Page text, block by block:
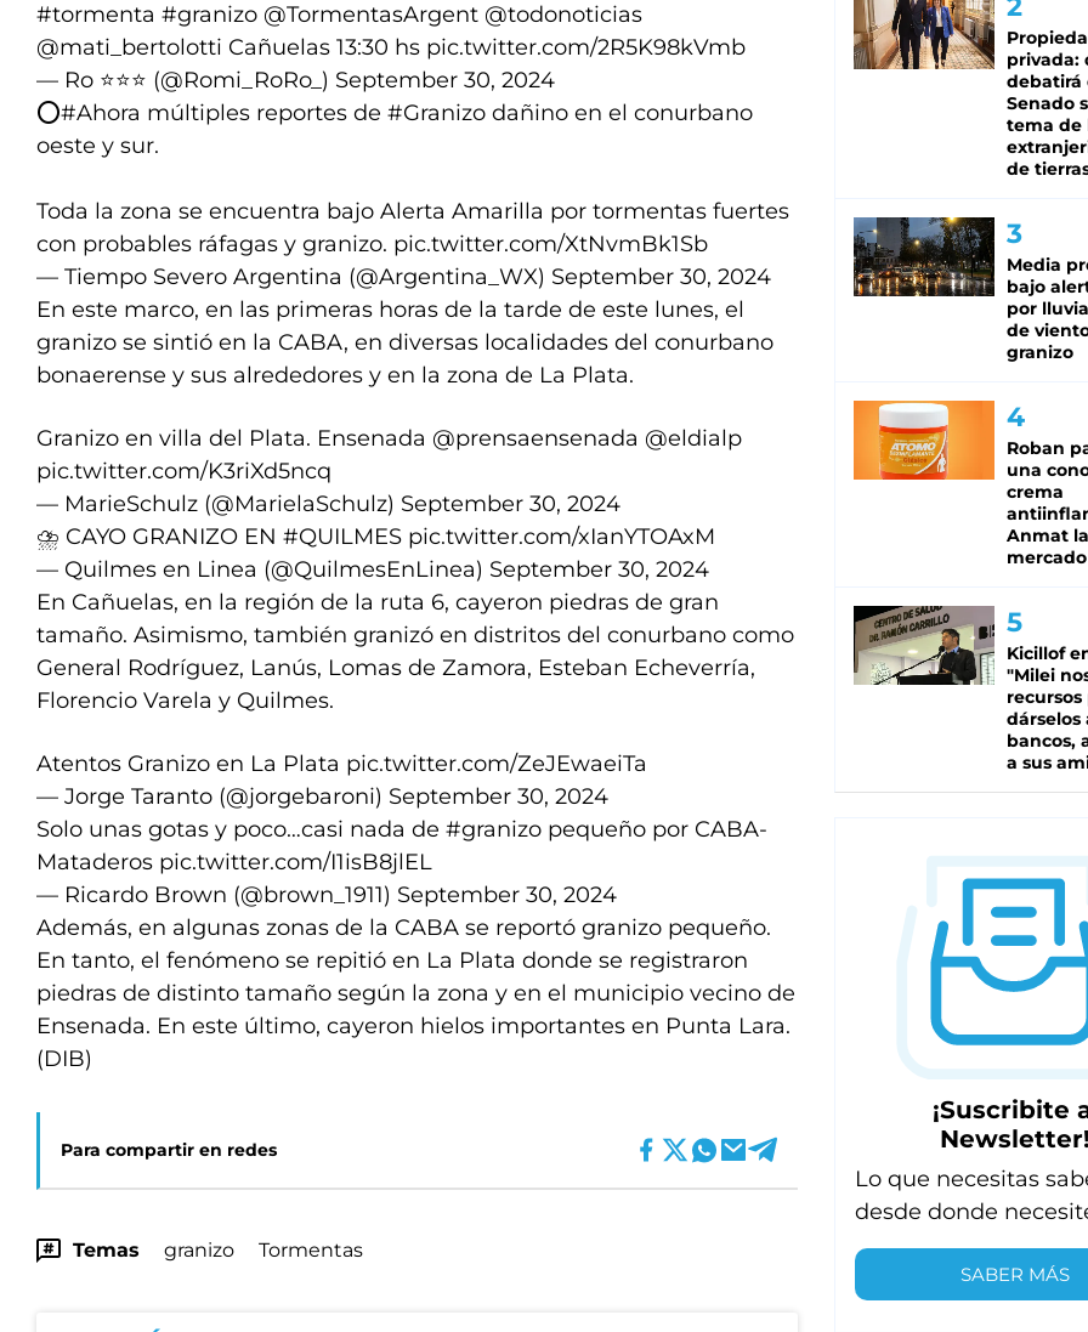
#tormenta #granizo @TormentasArgent @todonoticias
@mati_bertolotti Cañuelas 13:30 hs pic.twitter.com/2R5K98kVmb
— Ro ⭐️⭐️⭐️ (@Romi_RoRo_) September 30, 2024
⭕️#Ahora múltiples reportes de #Granizo dañino en el conurbano
oeste y sur.
Toda la zona se encuentra bajo Alerta Amarilla por tormentas fuertes
con probables ráfagas y granizo. pic.twitter.com/XtNvmBk1Sb
— Tiempo Severo Argentina (@Argentina_WX) September 30, 2024
En este marco, en las primeras horas de la tarde de este lunes, el
granizo se sintió en la CABA, en diversas localidades del conurbano
bonaerense y sus alrededores y en la zona de La Plata.
Granizo en villa del Plata. Ensenada @prensaensenada @eldialp
pic.twitter.com/K3riXd5ncq
— MarieSchulz (@MarielaSchulz) September 30, 2024
⛈️ CAYO GRANIZO EN #QUILMES pic.twitter.com/xIanYTOAxM
— Quilmes en Linea (@QuilmesEnLinea) September 30, 2024
En Cañuelas, en la región de la ruta 6, cayeron piedras de gran
tamaño. Asimismo, también granizó en distritos del conurbano como
General Rodríguez, Lanús, Lomas de Zamora, Esteban Echeverría,
Florencio Varela y Quilmes.
Atentos Granizo en La Plata pic.twitter.com/ZeJEwaeiTa
— Jorge Taranto (@jorgebaroni) September 30, 2024
Solo unas gotas y poco…casi nada de #granizo pequeño por CABA-
Mataderos pic.twitter.com/I1isB8jlEL
— Ricardo Brown (@brown_1911) September 30, 2024
Además, en algunas zonas de la CABA se reportó granizo pequeño.
En tanto, el fenómeno se repitió en La Plata donde se registraron
piedras de distinto tamaño según la zona y en el municipio vecino de
Ensenada. En este último, cayeron hielos importantes en Punta Lara.
(DIB)
Para compartir en redes
Temas granizo Tormentas
privada:
debatirá
Senado
tema de
de
Media
bajo
por
de
granizo
Roban
una
crema
Anmat
mercado
Kicillof
"Milei
recursos
dárselos
bancos,
a sus
¡Suscribite
Newsletter!
Lo que necesitas
desde donde
SABER MÁS